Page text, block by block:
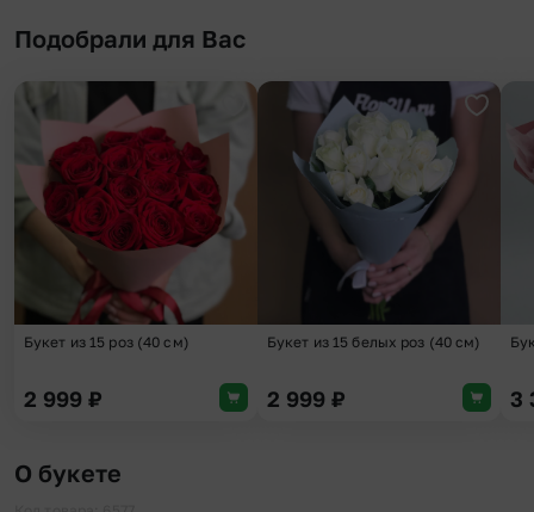
Подобрали для Вас
Добавить в избранное
Букет из 15 роз (40 см)
2 999 ₽
Букет из 15 белых роз (40 см)
2 999 ₽ 3
О букете